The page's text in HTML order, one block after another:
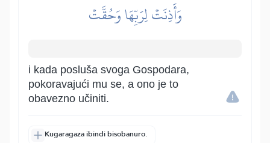
وَأَذِنَتۡ لِرَبِّهَا وَحُقَّتۡ
i kada posluša svoga Gospodara,
pokoravajući mu se, a ono je to
obavezno učiniti.
Kugaragaza ibindi bisobanuro.